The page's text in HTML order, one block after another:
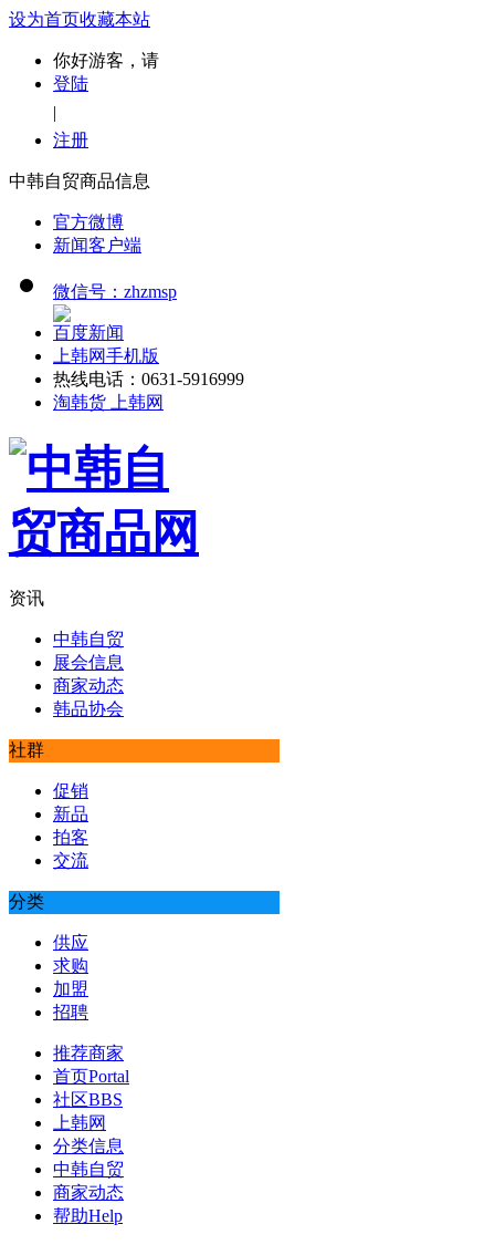
设为首页收藏本站
你好游客，请
登陆
|
注册
中韩自贸商品信息
官方微博
新闻客户端
微信号：zhzmsp
百度新闻
上韩网手机版
热线电话：0631-5916999
淘韩货 上韩网
资讯
中韩自贸
展会信息
商家动态
韩品协会
社群
促销
新品
拍客
交流
分类
供应
求购
加盟
招聘
推荐商家
首页Portal
社区BBS
上韩网
分类信息
中韩自贸
商家动态
帮助Help